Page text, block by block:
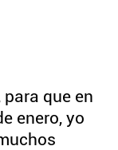
que en
enero, yo